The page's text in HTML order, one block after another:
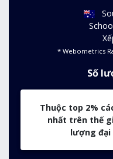
* Webometrics
Số
Thuộc top 2%
nhất trên thế
lượng đại